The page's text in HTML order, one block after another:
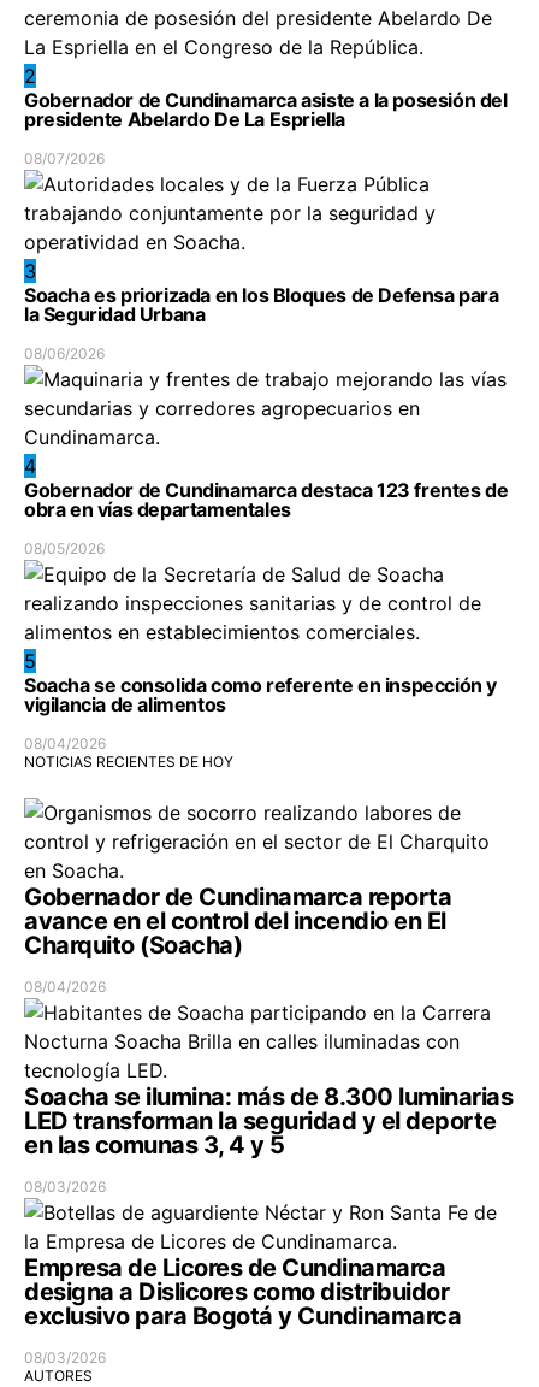
2
Gobernador de Cundinamarca asiste a la posesión del
presidente Abelardo De La Espriella
08/07/2026
3
Soacha es priorizada en los Bloques de Defensa para
la Seguridad Urbana
08/06/2026
4
Gobernador de Cundinamarca destaca 123 frentes de
obra en vías departamentales
08/05/2026
5
Soacha se consolida como referente en inspección y
vigilancia de alimentos
08/04/2026
NOTICIAS RECIENTES DE HOY
Gobernador de Cundinamarca reporta
avance en el control del incendio en El
Charquito (Soacha)
08/04/2026
Soacha se ilumina: más de 8.300 luminarias
LED transforman la seguridad y el deporte
en las comunas 3, 4 y 5
08/03/2026
Empresa de Licores de Cundinamarca
designa a Dislicores como distribuidor
exclusivo para Bogotá y Cundinamarca
08/03/2026
AUTORES